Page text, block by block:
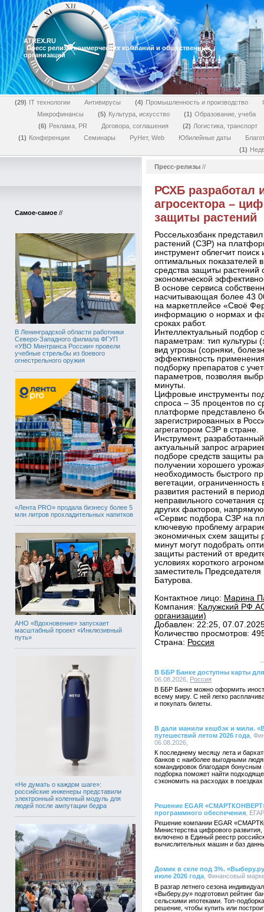
ATREX.RU
Пресс релизы коммерческих компаний и общественных
организаций
29 IT технологии Антивирусы 4 Промышленность и производство
Микрофинансы
5 Культура, искусство 1
Образование, учеба
6
Реклама, PR Договора, соглашения 2
Логистика, транспорт
1
Конференции Семинары РуНет, Web Юбилейные даты
1
Самое-самое //
В Ленинградской области работники
Северо-Западного филиала ФГУП
«УВО Минтранса России» провели
учебные стрельбы из боевого
огнестрельного оружия
«Лента PRO» продала бизнесу более 5
млн литров прохладительных напитков
АНО «Вдохновение» запускает
масштабный проект «Инклюзивный
путь»
«Не думать о каждом шаге»:
российские инженеры представили
электронный коленный модуль для
людей после ампутации бедра
Пресс-релизы //
РСХБ разработал
агросектора –
защиты растений
Россельхозбанк
растений (СЗР) на
инструмент облегчит
оптимальных показателей
средства защиты растений
экономической
В основе сервиса
насчитывающая более 43
на маркетплейсе «Своё
информацию о нормах и
сроках работ.
Интеллектуальный подбор
параметрам: тип культуры
вид угрозы (сорняки,
эффективность
подборку препаратов с
параметров, позволяя
минуты.
Цифровые инструменты
спроса – 35 процентов по
платформе представлено
зарегистрированных в
агрегатором СЗР в стране.
Инструмент,
актуальный запрос
подборе средств защиты
получении хорошего
необходимость быстрого
вегетации,
развития растений в
неправильного сочетания
других факторов,
«Сервис подбора СЗР на
ключевую проблему
экономичных схем защиты
минут могут подобрать
защиты растений от
условиях короткого
заместитель
Батурова.
Контактное лицо: Марина
Компания: Калужский РФ
организации)
Добавлен: 22:25,
Количество просмотров:
Страна: Россия
В ББР Банке доступны карты
06.08.2026, Россия
В ББР Банке можно оформить
всему миру. С ней легко
и покупать билеты.
В дали манили кешбэк и мили.
путешествий летом 2026 года ,
06.08.2026,
К последнему месяцу лета и
банков с наиболее выгодными
командировок благодаря
подборка поможет найти
сэкономить на расходах в
Решение EGAR
программного обеспечения ,
Решение компании EGAR
Министерства цифрового
включено в Единый реестр
вычислительных машин и баз
Домик в селе под 3%.
июле 2026 года , Финансовый
В разгар летнего сезона
«Выберу.ру» подготовил рейтинг
сельскими ипотеками. Топ-
решение, чтобы купить или